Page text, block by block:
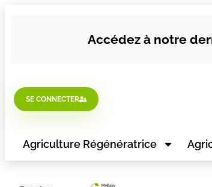
Accédez à notre
SE CONNECTER
Agriculture Régénératrice